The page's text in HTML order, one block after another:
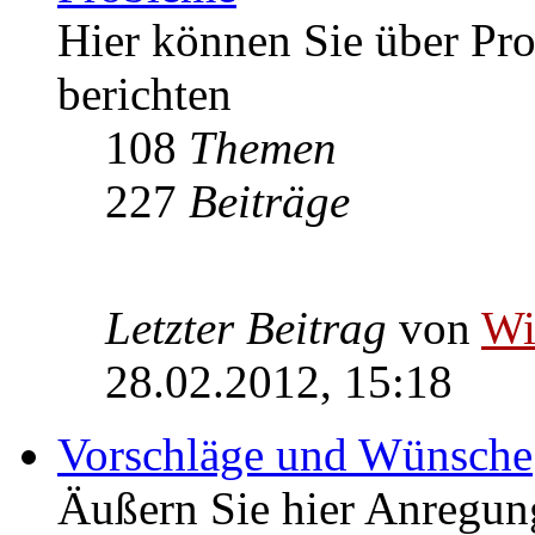
Hier können Sie über
berichten
108 Themen
227 Beiträge
Letzter Beitrag von
28.02.2012, 15:18
Vorschläge und Wünsche
Äußern Sie hier